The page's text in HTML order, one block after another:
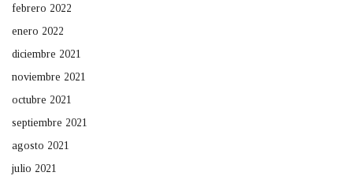
febrero 2022
enero 2022
diciembre 2021
noviembre 2021
octubre 2021
septiembre 2021
agosto 2021
julio 2021